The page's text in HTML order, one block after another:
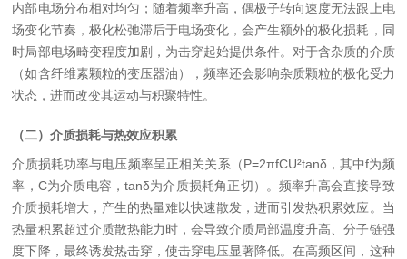
内部电场分布相对均匀；随着频率升高，偶极子转向速度无法跟上电
场变化节奏，极化松弛滞后于电场变化，会产生额外的极化损耗，同
时局部电场畸变程度加剧，为击穿起始提供条件。对于含杂质的介质
（如含纤维素颗粒的变压器油），频率还会影响杂质颗粒的极化受力
状态，进而改变其运动与积聚特性。
（二）介质损耗与热效应积累
介质损耗功率与电压频率呈正相关关系（P=2πfCU²tanδ，其中f为频
率， C为介质电容，tanδ为介质损耗角正切）。频率升高会直接导致
介质损耗增大，产生的热量难以快速散发，进而引发热积累效应。当
热量积累超过介质散热能力时，会导致介质局部温度升高、分子链强
度下降，最终诱发热击穿，使击穿电压显著降低。在高频区间，这种